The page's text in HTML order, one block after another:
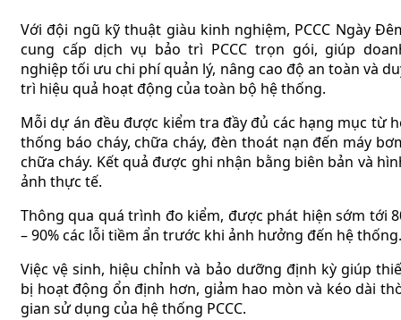
Với đội ngũ kỹ thuật giàu kinh nghiệm, PCCC Ngày
cung cấp dịch vụ bảo trì PCCC trọn gói, giúp
nghiệp tối ưu chi phí quản lý, nâng cao độ an toàn và
trì hiệu quả hoạt động của toàn bộ hệ thống.
Mỗi dự án đều được kiểm tra đầy đủ các hạng mục từ
thống báo cháy, chữa cháy, đèn thoát nạn đến máy
chữa cháy. Kết quả được ghi nhận bằng biên bản và
ảnh thực tế.
Thông qua quá trình đo kiểm, được phát hiện sớm tới
– 90% các lỗi tiềm ẩn trước khi ảnh hưởng đến hệ thống.
Việc vệ sinh, hiệu chỉnh và bảo dưỡng định kỳ giúp
bị hoạt động ổn định hơn, giảm hao mòn và kéo dài
gian sử dụng của hệ thống PCCC.